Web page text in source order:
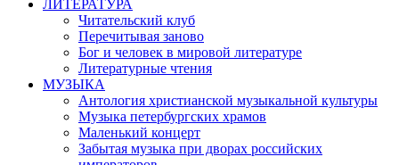
ЛИТЕРАТУРА
Читательский клуб
Перечитывая заново
Бог и человек в мировой литературе
Литературные чтения
МУЗЫКА
Антология христианской музыкальной культуры
Музыка петербургских храмов
Маленький концерт
Забытая музыка при дворах российских